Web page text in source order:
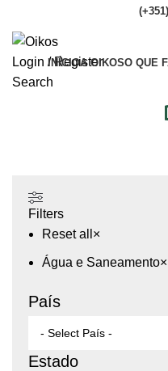
Login / Register
Search
INÍCIOA OIKOSO QUE
Filters
Reset all ×
Água e Saneamento×
País
Estado